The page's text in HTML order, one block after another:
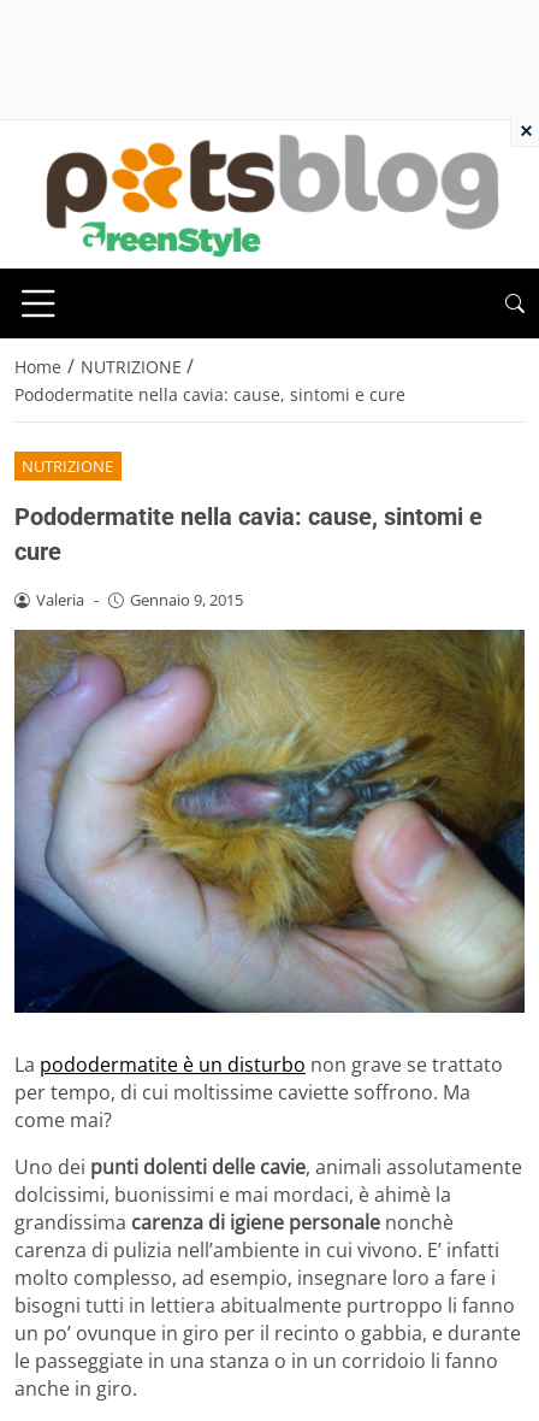
Home / NUTRIZIONE /
Pododermatite nella cavia: cause, sintomi e cure
NUTRIZIONE
Pododermatite nella cavia: cause, sintomi e
cure
Valeria - Gennaio 9, 2015
La pododermatite è un disturbo non grave se trattato
per tempo, di cui moltissime caviette soffrono. Ma
come mai?
Uno dei punti dolenti delle cavie, animali assolutamente
dolcissimi, buonissimi e mai mordaci, è ahimè la
grandissima carenza di igiene personale nonchè
carenza di pulizia nell’ambiente in cui vivono. E’ infatti
molto complesso, ad esempio, insegnare loro a fare i
bisogni tutti in lettiera abitualmente purtroppo li fanno
un po’ ovunque in giro per il recinto o gabbia, e durante
le passeggiate in una stanza o in un corridoio li fanno
anche in giro.
×